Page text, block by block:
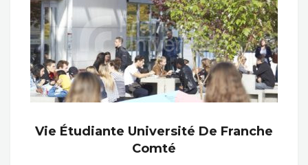
Vie Étudiante Université De Franche
Comté